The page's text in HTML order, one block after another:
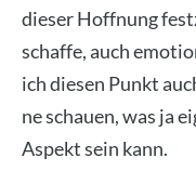
die­ser Hoff­nung
schaf­fe, auch
ich die­sen Punkt
ne schau­en, was ja
Aspekt sein kann.